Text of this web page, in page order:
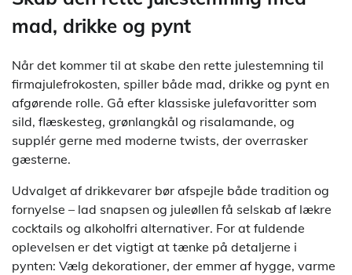
mad, drikke og pynt
Når det kommer til at skabe den rette julestemning til
firmajulefrokosten, spiller både mad, drikke og pynt en
afgørende rolle. Gå efter klassiske julefavoritter som
sild, flæskesteg, grønlangkål og risalamande, og
supplér gerne med moderne twists, der overrasker
gæsterne.
Udvalget af drikkevarer bør afspejle både tradition og
fornyelse – lad snapsen og juleøllen få selskab af lækre
cocktails og alkoholfri alternativer. For at fuldende
oplevelsen er det vigtigt at tænke på detaljerne i
pynten: Vælg dekorationer, der emmer af hygge, varme